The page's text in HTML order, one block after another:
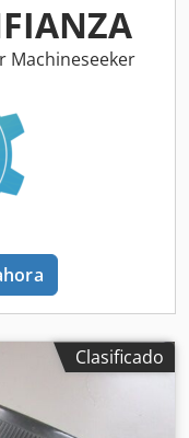
Machineseeker
Clasificado